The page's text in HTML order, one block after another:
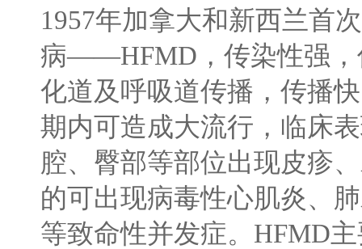
1957年加拿大和新西兰首
病——HFMD ，传染性强
化道及呼吸道传播，传播
期内可造成大流行，临床
腔、臀部等部位出现皮疹
的可出现病毒性心肌炎、
等致命性并发症。 HFMD